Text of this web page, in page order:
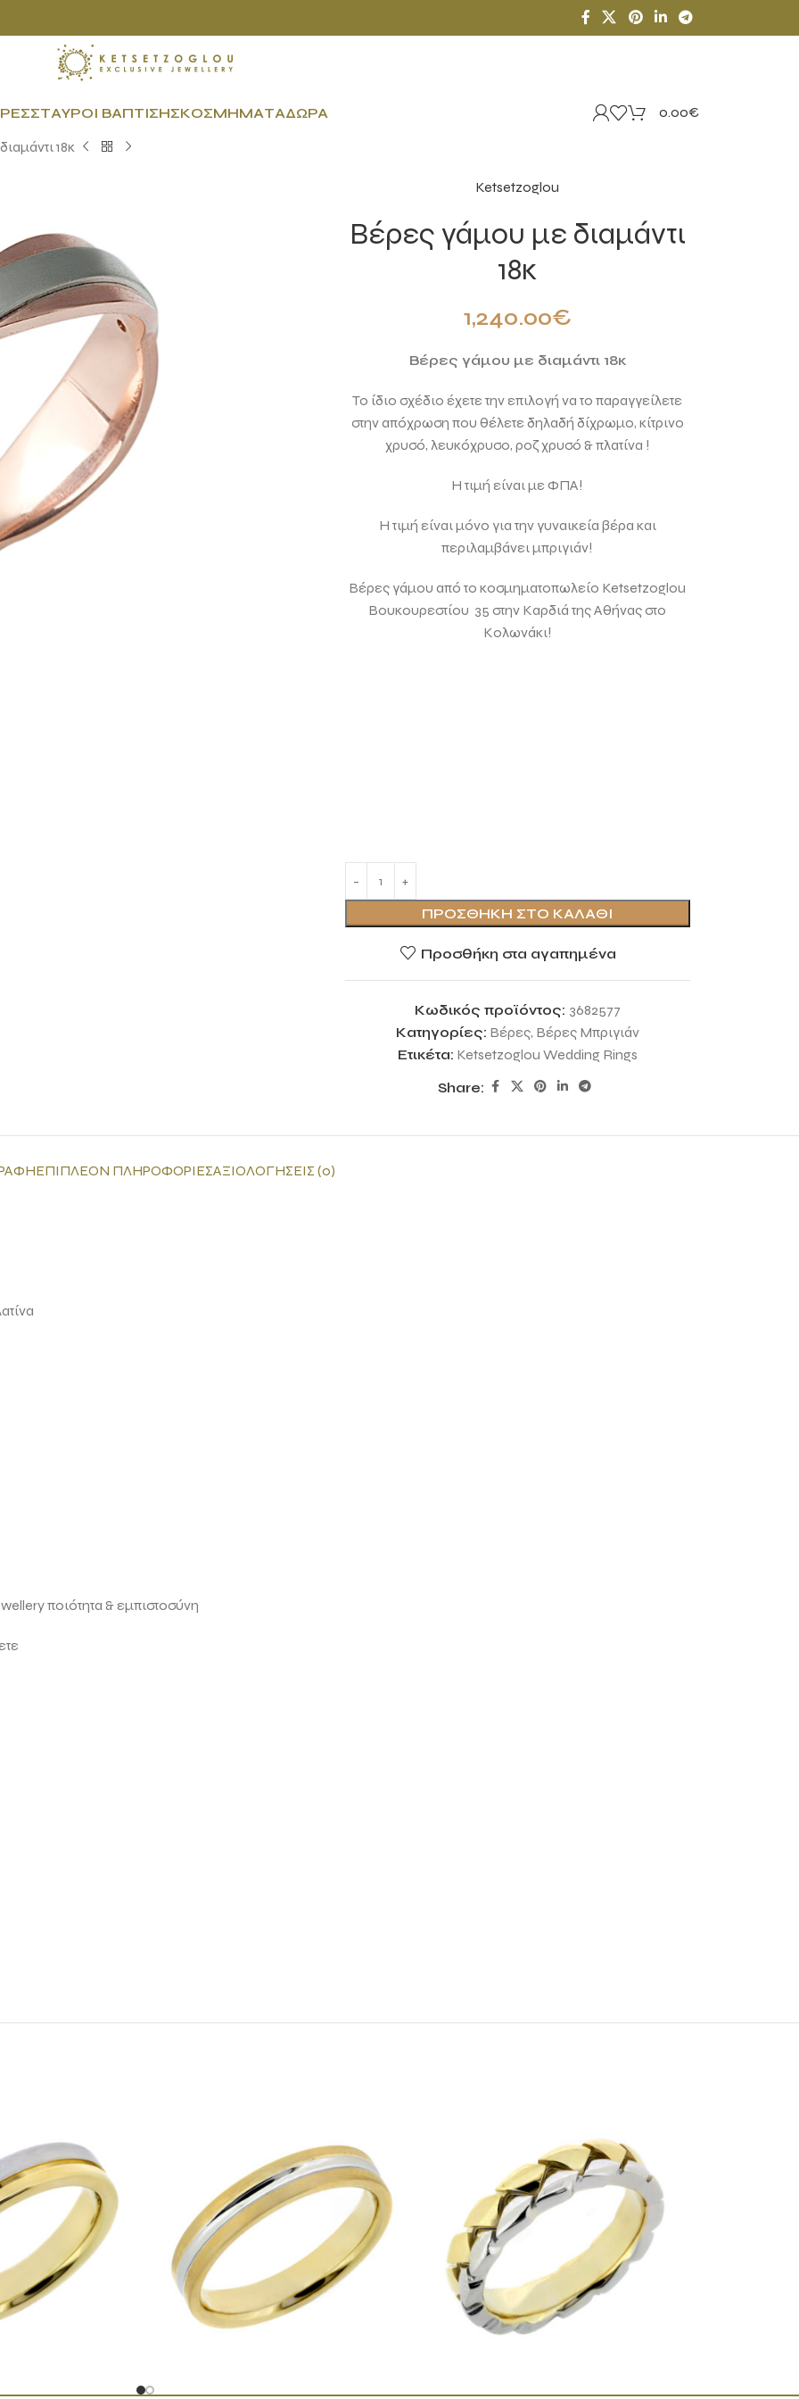
ΣΤΑΥΡΟΊ ΒΆΠΤΙΣΗΣΚΟΣΜΉΜΑΤΑΔΏΡΑ 0.00€
18κ
Ketsetzoglou
Βέρες γάμου με διαμάντι
18κ
1,240.00€
Βέρες γάμου με διαμάντι 18κ
Το ίδιο σχέδιο έχετε την επιλογή να το παραγγείλετε
στην απόχρωση που θέλετε δηλαδή δίχρωμο, κίτρινο
χρυσό, λευκόχρυσο, ροζ χρυσό & πλατίνα !
Η τιμή είναι με ΦΠΑ!
Η τιμή είναι μόνο για την γυναικεία βέρα και
περιλαμβάνει μπριγιάν!
Βέρες γάμου από το κοσμηματοπωλείο Ketsetzoglou
Βουκουρεστίου 35 στην Καρδιά της Αθήνας στο
Κολωνάκι!
ΠΡΟΣΘΉΚΗ ΣΤΟ ΚΑΛΆΘΙ
Προσθήκη στα αγαπημένα
Κωδικός προϊόντος: 3682577
Κατηγορίες: Βέρες, Βέρες Μπριγιάν
Ετικέτα: Ketsetzoglou Wedding Rings
Share:
ΕΠΙΠΛΈΟΝ ΠΛΗΡΟΦΟΡΊΕΣΑΞΙΟΛΟΓΉΣΕΙΣ (0)
ποιότητα & εμπιστοσύνη